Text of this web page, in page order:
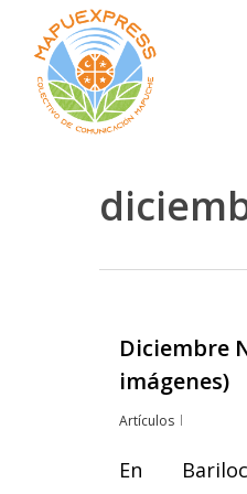
main
content
Hit enter to
Diciembre
imágenes)
Artículos
En